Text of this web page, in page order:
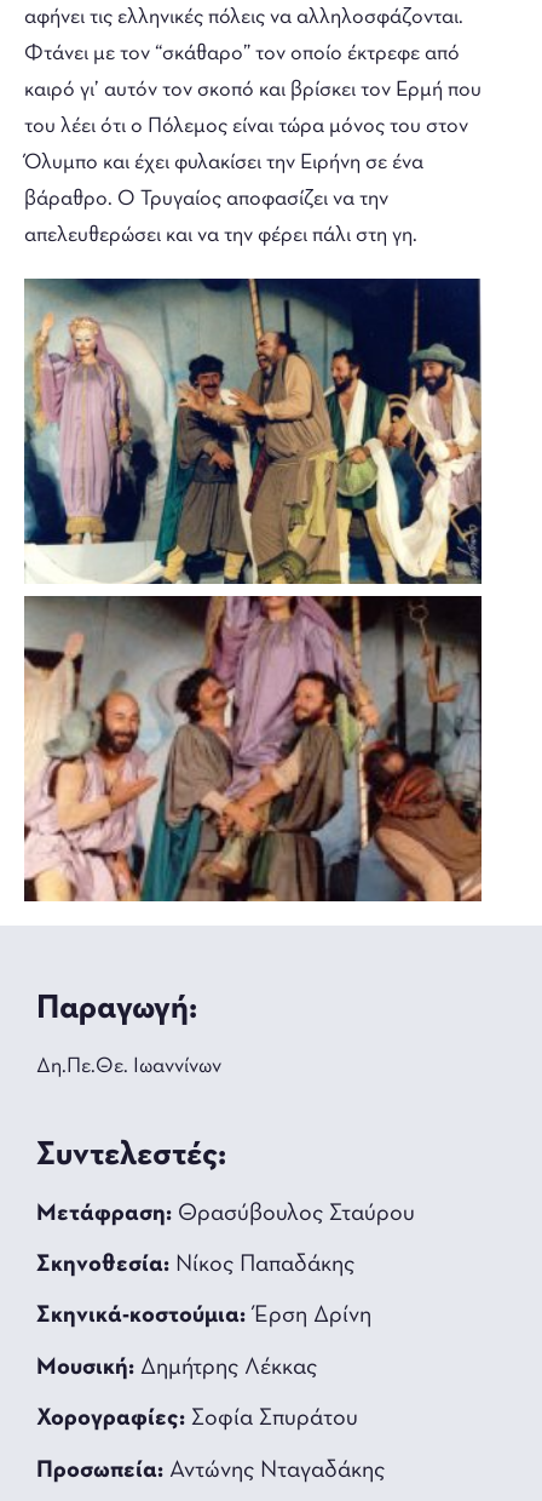
αφήνει τις ελληνικές πόλεις να αλληλοσφάζονται.
Φτάνει με τον “σκάθαρο” τον οποίο έκτρεφε από
καιρό γι’ αυτόν τον σκοπό και βρίσκει τον Ερμή που
του λέει ότι ο Πόλεμος είναι τώρα μόνος του στον
Όλυμπο και έχει φυλακίσει την Ειρήνη σε ένα
βάραθρο. Ο Τρυγαίος αποφασίζει να την
απελευθερώσει και να την φέρει πάλι στη γη.
Παραγωγή:
Δη.Πε.Θε. Ιωαννίνων
Συντελεστές:
Μετάφραση: Θρασύβουλος Σταύρου
Σκηνοθεσία: Νίκος Παπαδάκης
Σκηνικά-κοστούμια: Έρση Δρίνη
Μουσική: Δημήτρης Λέκκας
Χορογραφίες: Σοφία Σπυράτου
Προσωπεία: Αντώνης Νταγαδάκης